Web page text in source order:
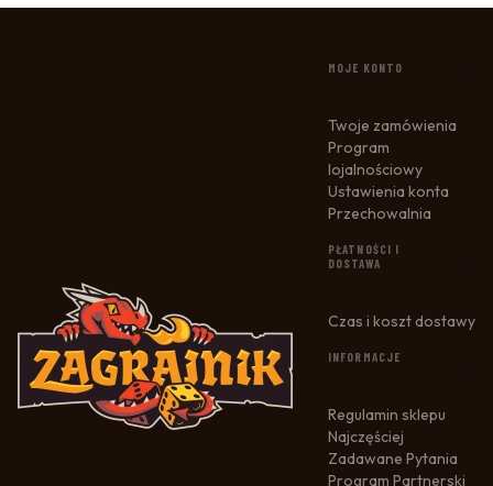
LINKI W STOPCE
MOJE KONTO
Twoje zamówienia
Program
lojalnościowy
Ustawienia konta
Przechowalnia
PŁATNOŚCI I
DOSTAWA
Czas i koszt dostawy
INFORMACJE
Regulamin sklepu
Najczęściej
Zadawane Pytania
Program Partnerski